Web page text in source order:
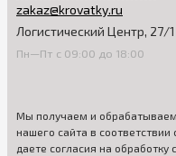
zakaz@krovatky.ru
Логистический Центр, 27/1
Пн—Пт с 09:00 до 18:00
Мы получаем и
нашего сайта в соответствии
даете согласия на